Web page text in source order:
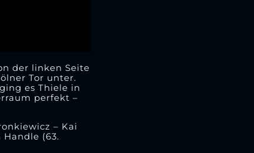
der linken Seite
Tor unter.
es Thiele in
perfekt –
– Kai
(63.